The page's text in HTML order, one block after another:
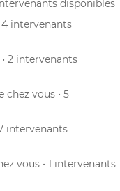
disponibles
4 intervenants
2 intervenants
chez vous • 5
intervenants
vous • 1 intervenants